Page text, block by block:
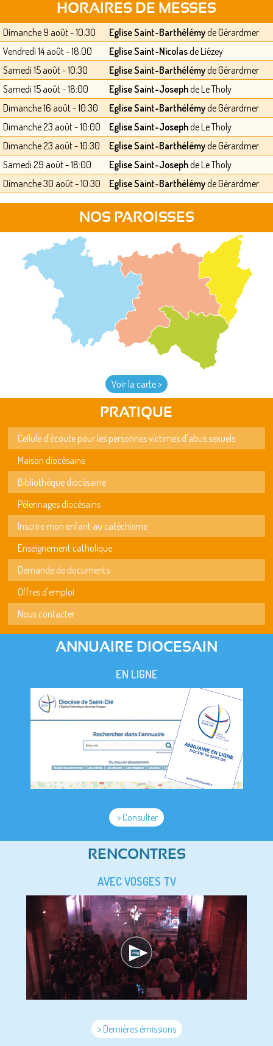
HORAIRES DE MESSES
Dimanche 9 août - 10:30 Eglise Saint-Barthélémyde Gérardmer
Vendredi 14 août - 18:00
Eglise Saint-Nicolasde Liézey
Samedi 15 août - 10:30
Eglise Saint-Barthélémyde Gérardmer
Samedi 15 août - 18:00
Eglise Saint-Josephde Le Tholy
Dimanche 16 août - 10:30
Eglise Saint-Barthélémyde Gérardmer
Dimanche 23 août - 10:00
Eglise Saint-Josephde Le Tholy
Dimanche 23 août - 10:30
Eglise Saint-Barthélémyde Gérardmer
Samedi 29 août - 18:00
Eglise Saint-Josephde Le Tholy
Dimanche 30 août - 10:30
Eglise Saint-Barthélémyde Gérardmer
NOS PAROISSES
Voir la carte >
PRATIQUE
Cellule d'écoute pour les personnes victimes d'abus sexuels
Maison diocésaine
Bibliothèque diocésaine
Pèlerinages diocésains
Inscrire mon enfant au catéchisme
Enseignement catholique
Demande de documents
Offres d'emploi
Nous contacter
ANNUAIRE DIOCESAIN
EN LIGNE
> Consulter
RENCONTRES
AVEC VOSGES TV
> Dernières émissions